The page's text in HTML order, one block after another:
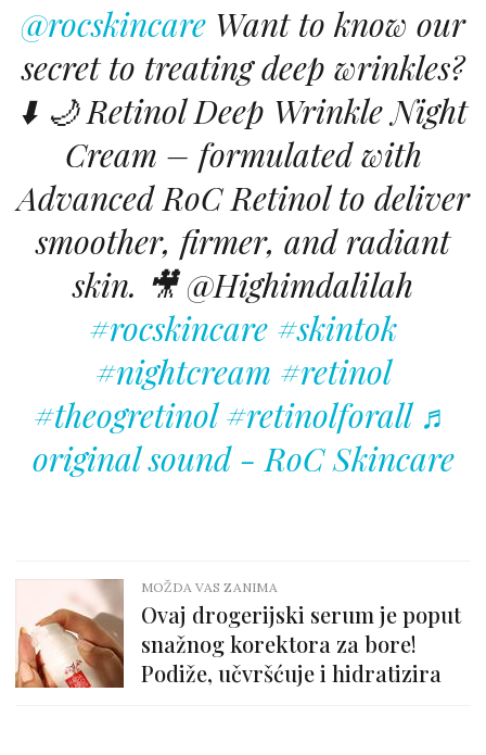
@rocskincare Want to know our
secret to treating deep wrinkles?
⬇️ 🌙 Retinol Deep Wrinkle Night
Cream – formulated with
Advanced RoC Retinol to deliver
smoother, firmer, and radiant
skin. 🎥 @Highimdalilah
#rocskincare #skintok
#nightcream #retinol
#theogretinol #retinolforall ♬
original sound - RoC Skincare
MOŽDA VAS ZANIMA
Ovaj drogerijski serum je poput
snažnog korektora za bore!
Podiže, učvršćuje i hidratizira